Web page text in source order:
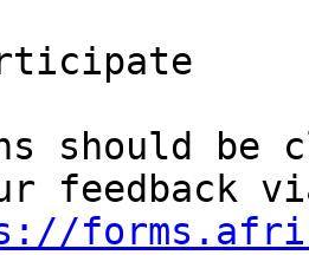
should be
feedback